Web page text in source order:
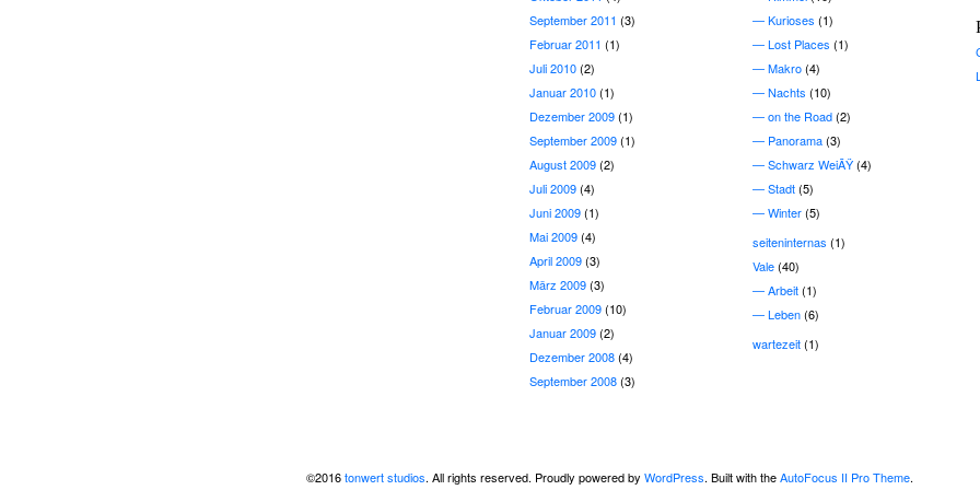
September 2011 (3)
Februar 2011 (1)
Juli 2010(2)
Januar 2010(1)
Dezember 2009(1)
September 2009(1)
August 2009(2)
Juli 2009(4)
Juni 2009(1)
Mai 2009(4)
April 2009(3)
März 2009(3)
Februar 2009(10)
Januar 2009(2)
Dezember 2008(4)
September 2008(3)
Kurioses (1)
Lost Places (1)
Makro(4)
Nachts (10)
on the Road(2)
Panorama(3)
Schwarz WeiÃŸ(4)
Stadt(5)
Winter(5)
seiteninternas (1)
Vale(40)
Arbeit(1)
Leben(6)
wartezeit(1)
©2016tonwert studios. All rights reserved. Proudly powered by WordPress. Built with theAutoFocus II Pro Theme.